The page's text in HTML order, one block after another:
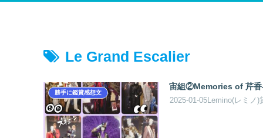
Le Grand Escalier
勝手に鑑賞感想文
宙組②Memories of 芹香
2025-01-05Lemino(レミノ